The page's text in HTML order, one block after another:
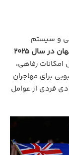
و سیستم
سال 2025
رفاهی،
برای مهاجران
فردی از عوامل